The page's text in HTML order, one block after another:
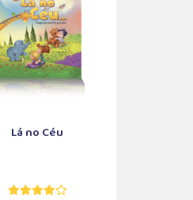
Lá no Céu